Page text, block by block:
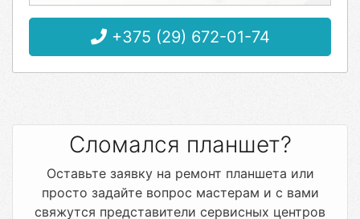
+375 (29) 672-01-74
Сломался планшет?
Оставьте заявку на ремонт планшета или
просто задайте вопрос мастерам и с вами
свяжутся представители сервисных центров